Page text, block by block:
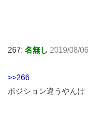
267: 名無し 2019/08/
>>266
ポジション違うやんけ